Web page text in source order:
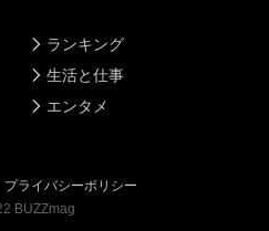
ランキング
生活と仕事
エンタメ
プライバシーポリシー
BUZZmag